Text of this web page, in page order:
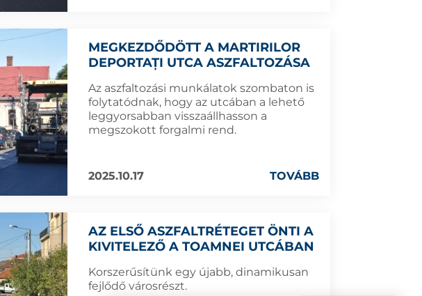
MEGKEZDŐDÖTT A MARTIRILOR
DEPORTAȚI UTCA ASZFALTOZÁSA
Az aszfaltozási munkálatok szombaton is
folytatódnak, hogy az utcában a lehető
leggyorsabban visszaállhasson a
megszokott forgalmi rend.
2025.10.17 TOVÁBB
AZ ELSŐ ASZFALTRÉTEGET ÖNTI A
KIVITELEZŐ A TOAMNEI UTCÁBAN
Korszerűsítünk egy újabb, dinamikusan
fejlődő városrészt.